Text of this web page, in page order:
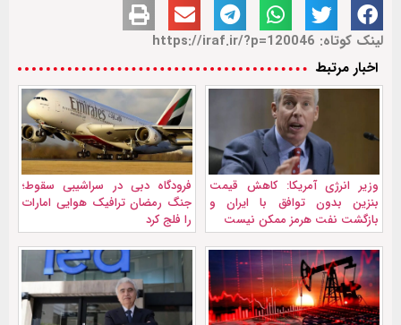
لینک کوتاه: https://iraf.ir/?p=120046
اخبار مرتبط
وزیر انرژی آمریکا: کاهش قیمت
بنزین بدون توافق با ایران و
بازگشت نفت هرمز ممکن نیست
فرودگاه دبی در سراشیبی سقوط؛
جنگ رمضان ترافیک هوایی امارات
را فلج کرد